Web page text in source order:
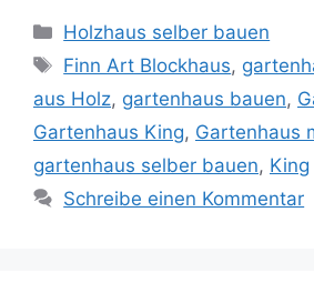
Kategorien
Holzhaus selber bauen
Schlagwörter
Finn Art Blockhaus,
aus Holz, gartenhaus bauen,
Gartenhaus King, Gartenhaus
gartenhaus selber bauen, King
Schreibe einen Kommentar